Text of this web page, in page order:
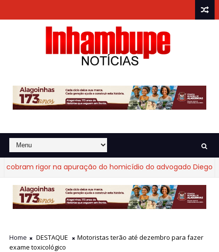
rigor na apuração do homicídio do advogado Diego
Home DESTAQUE
Motoristas terão até dezembro para fazer
exame toxicológico